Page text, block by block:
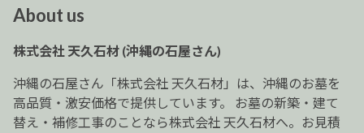
ゲ
ー
シ
ョ
ン
About us
株式会社 天久石材 (沖縄の石屋さん)
沖縄の石屋さん「株式会社 天久石材」は、沖縄のお墓を
高品質・激安価格で提供しています。 お墓の新築・建て
替え・補修工事のことなら株式会社 天久石材へ。お見積